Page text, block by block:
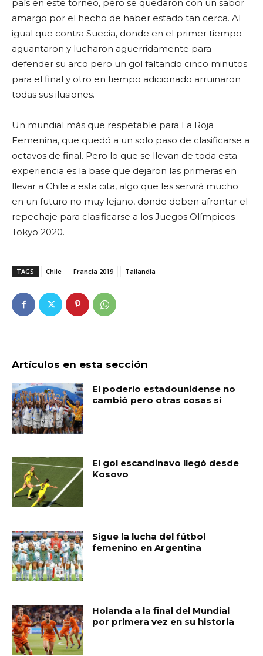
país en este torneo, pero se quedaron con un sabor
amargo por el hecho de haber estado tan cerca. Al
igual que contra Suecia, donde en el primer tiempo
aguantaron y lucharon aguerridamente para
defender su arco pero un gol faltando cinco minutos
para el final y otro en tiempo adicionado arruinaron
todas sus ilusiones.
Un mundial más que respetable para La Roja
Femenina, que quedó a un solo paso de clasificarse a
octavos de final. Pero lo que se llevan de toda esta
experiencia es la base que dejaron las primeras en
llevar a Chile a esta cita, algo que les servirá mucho
en un futuro no muy lejano, donde deben afrontar el
repechaje para clasificarse a los Juegos Olímpicos
Tokyo 2020.
TAGS Chile Francia 2019 Tailandia
Artículos en esta sección
El poderío estadounidense no
cambió pero otras cosas sí
El gol escandinavo llegó desde
Kosovo
Sigue la lucha del fútbol
femenino en Argentina
Holanda a la final del Mundial
por primera vez en su historia